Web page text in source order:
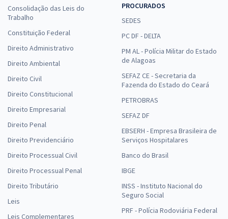
Consolidação das Leis do
Trabalho
Constituição Federal
Direito Administrativo
Direito Ambiental
Direito Civil
Direito Constitucional
Direito Empresarial
Direito Penal
Direito Previdenciário
Direito Processual Civil
Direito Processual Penal
Direito Tributário
Leis
Leis Complementares
PROCURADOS
SEDES
PC DF - DELTA
PM AL - Polícia Militar do Estado
de Alagoas
SEFAZ CE - Secretaria da
Fazenda do Estado do Ceará
PETROBRAS
SEFAZ DF
EBSERH - Empresa Brasileira de
Serviços Hospitalares
Banco do Brasil
IBGE
INSS - Instituto Nacional do
Seguro Social
PRF - Polícia Rodoviária Federal